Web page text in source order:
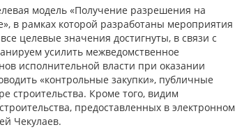
модель «Получение разрешения на
в рамках которой разработаны мероприятия
целевые значения достигнуты, в связи с
усилить межведомственное
исполнительной власти при оказании
«контрольные закупки», публичные
строительства. Кроме того, видим
предоставленных в электронном
Чекулаев.